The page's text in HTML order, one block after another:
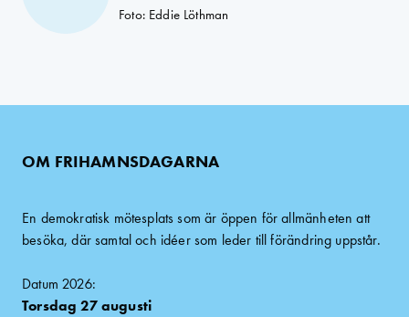
Foto: Eddie Löthman
OM FRIHAMNSDAGARNA
En demokratisk mötesplats som är öppen för allmänheten att
besöka, där samtal och idéer som leder till förändring uppstår.
Datum 2026:
Torsdag 27 augusti